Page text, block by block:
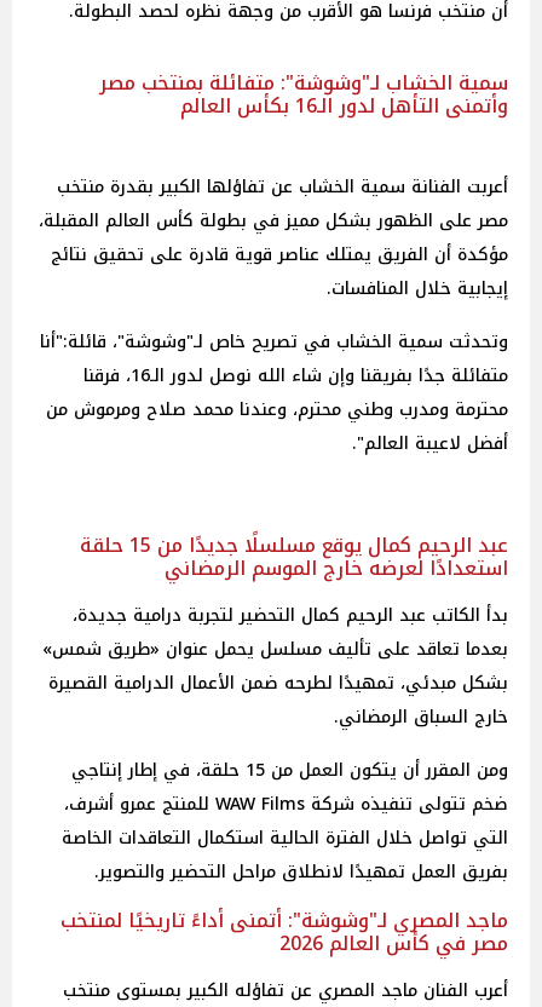
أن منتخب فرنسا هو الأقرب من وجهة نظره لحصد البطولة.
سمية الخشاب لـ"وشوشة": متفائلة بمنتخب مصر
وأتمنى التأهل لدور الـ16 بكأس العالم
أعربت الفنانة سمية الخشاب عن تفاؤلها الكبير بقدرة منتخب
مصر على الظهور بشكل مميز في بطولة كأس العالم المقبلة،
مؤكدة أن الفريق يمتلك عناصر قوية قادرة على تحقيق نتائج
إيجابية خلال المنافسات.
وتحدثت سمية الخشاب في تصريح خاص لـ"وشوشة"، قائلة:"أنا
متفائلة جدًا بفريقنا وإن شاء الله نوصل لدور الـ16، فرقنا
محترمة ومدرب وطني محترم، وعندنا محمد صلاح ومرموش من
أفضل لاعيبة العالم".
عبد الرحيم كمال يوقع مسلسلًا جديدًا من 15 حلقة
استعدادًا لعرضه خارج الموسم الرمضاني
بدأ الكاتب عبد الرحيم كمال التحضير لتجربة درامية جديدة،
بعدما تعاقد على تأليف مسلسل يحمل عنوان «طريق شمس»
بشكل مبدئي، تمهيدًا لطرحه ضمن الأعمال الدرامية القصيرة
خارج السباق الرمضاني.
ومن المقرر أن يتكون العمل من 15 حلقة، في إطار إنتاجي
ضخم تتولى تنفيذه شركة WAW Films للمنتج عمرو أشرف،
التي تواصل خلال الفترة الحالية استكمال التعاقدات الخاصة
بفريق العمل تمهيدًا لانطلاق مراحل التحضير والتصوير.
ماجد المصري لـ"وشوشة": أتمنى أداءً تاريخيًا لمنتخب
مصر في كأس العالم 2026
أعرب الفنان ماجد المصري عن تفاؤله الكبير بمستوى منتخب